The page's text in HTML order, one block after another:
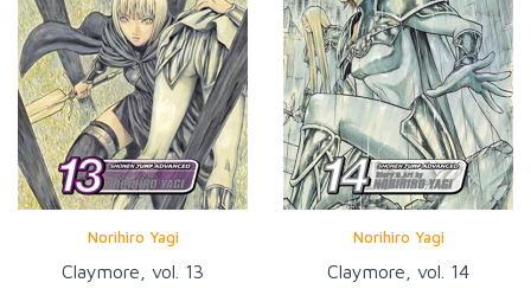
Norihiro Yagi
Claymore, vol. 13
Norihiro Yagi
Claymore, vol. 14